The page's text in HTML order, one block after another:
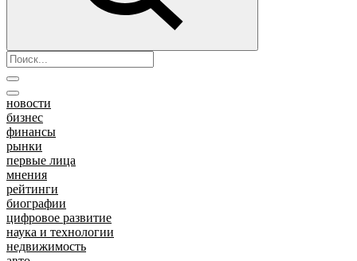
новости
бизнес
финансы
рынки
первые лица
мнения
рейтинги
биографии
цифровое развитие
наука и технологии
недвижимость